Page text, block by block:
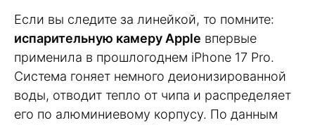
Если вы следите за линейкой, то помните:
испарительную камеру Apple впервые
применила в прошлогоднем iPhone 17 Pro.
Система гоняет немного деионизированной
воды, отводит тепло от чипа и распределяет
его по алюминиевому корпусу. По данным